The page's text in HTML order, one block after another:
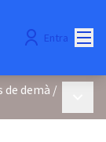
Entra
demà /